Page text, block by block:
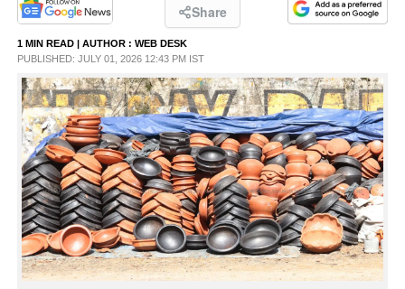
PHOTOS
LIFESTYLE
SPIRITUAL
INFO+
ART
ASTRO
Share
1 MIN READ | AUTHOR : WEB DESK
PUBLISHED: JULY 01, 2026 12:43 PM IST